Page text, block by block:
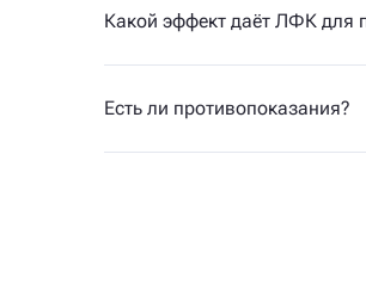
Какой эффект даёт ЛФК для
Есть ли противопоказания?